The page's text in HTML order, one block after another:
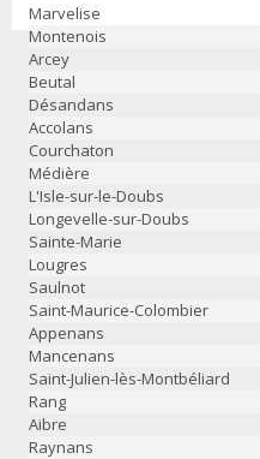
Marvelise
Montenois
Arcey
Beutal
Désandans
Accolans
Courchaton
Médière
L'Isle-sur-le-Doubs
Longevelle-sur-Doubs
Sainte-Marie
Lougres
Saulnot
Saint-Maurice-Colombier
Appenans
Mancenans
Saint-Julien-lès-Montbéliard
Rang
Aibre
Raynans